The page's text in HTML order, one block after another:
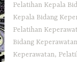
Pelatihan Kepala
Kepala Bidang
Pelatihan
Bidang Keperawatan
Keperawatan,